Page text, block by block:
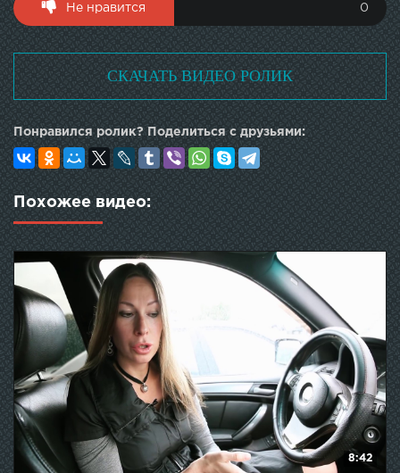
Не нравится 0
СКАЧАТЬ ВИДЕО РОЛИК
Понравился ролик? Поделиться с друзьями:
Похожее видео:
8:42